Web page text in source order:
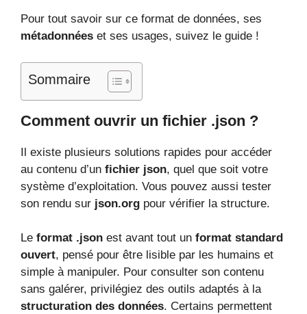
Pour tout savoir sur ce format de données, ses
métadonnées et ses usages, suivez le guide !
Sommaire
Comment ouvrir un fichier .json ?
Il existe plusieurs solutions rapides pour accéder
au contenu d’un fichier json, quel que soit votre
système d’exploitation. Vous pouvez aussi tester
son rendu sur json.org pour vérifier la structure.
Le format .json est avant tout un format standard
ouvert, pensé pour être lisible par les humains et
simple à manipuler. Pour consulter son contenu
sans galérer, privilégiez des outils adaptés à la
structuration des données. Certains permettent